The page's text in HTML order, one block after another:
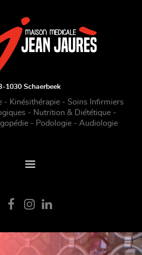
1030 Schaerbeek
- Kinésithérapie - Soins Infirmiers
- Nutrition & Diététique -
- Podologie - Audiologie